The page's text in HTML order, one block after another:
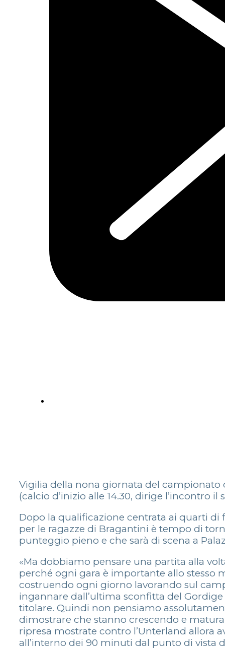
Vigilia della nona giornata del campionato
(calcio d’inizio alle 14.30, dirige l’incontro
Dopo la qualificazione centrata ai quarti di
per le ragazze di Bragantini è tempo di
punteggio pieno e che sarà di scena a
«Ma dobbiamo pensare una partita alla
perché ogni gara è importante allo stesso
costruendo ogni giorno lavorando sul
ingannare dall’ultima sconfitta del
titolare. Quindi non pensiamo
dimostrare che stanno crescendo e
ripresa mostrate contro l’Unterland allora
all’interno dei 90 minuti dal punto di vista